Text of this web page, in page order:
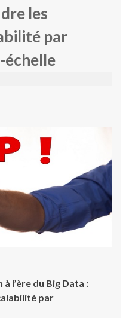
les
par
échelle
l’ère du Big Data :
par